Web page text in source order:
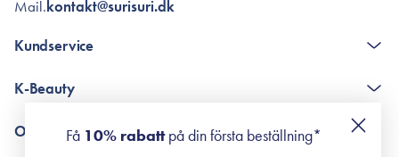
Mail.kontakt@surisuri.dk
Kundservice
Poängshop - frågor och svar
K-Beauty
Retinol för nybörjare
Om Surisuri
Få 10% rabattpå din första beställning*